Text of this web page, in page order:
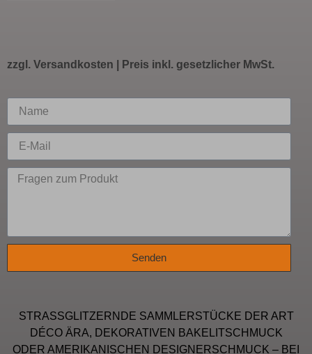
zzgl. Versandkosten | Preis inkl. gesetzlicher MwSt.
Senden
STRASSGLITZERNDE SAMMLERSTÜCKE DER ART
DÉCO ÄRA, DEKORATIVEN BAKELITSCHMUCK
ODER AMERIKANISCHEN DESIGNERSCHMUCK – BEI